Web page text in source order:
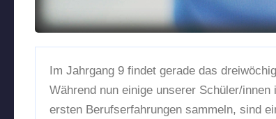
Im Jahrgang 9 findet gerade das
Während nun einige unserer Schüler/
ersten Berufserfahrungen sammeln, sind